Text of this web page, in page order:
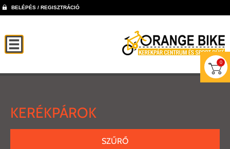
BELÉPÉS / REGISZTRÁCIÓ
0
KERÉKPÁROK
SZŰRŐ